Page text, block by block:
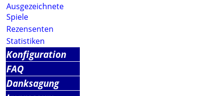
Ausgezeichnete
Spiele
Rezensenten
Statistiken
Konfiguration
FAQ
Danksagung